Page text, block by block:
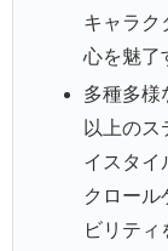
キャラク
心を魅了
多種多様
以上の
イスタイ
クロール
ビリテ